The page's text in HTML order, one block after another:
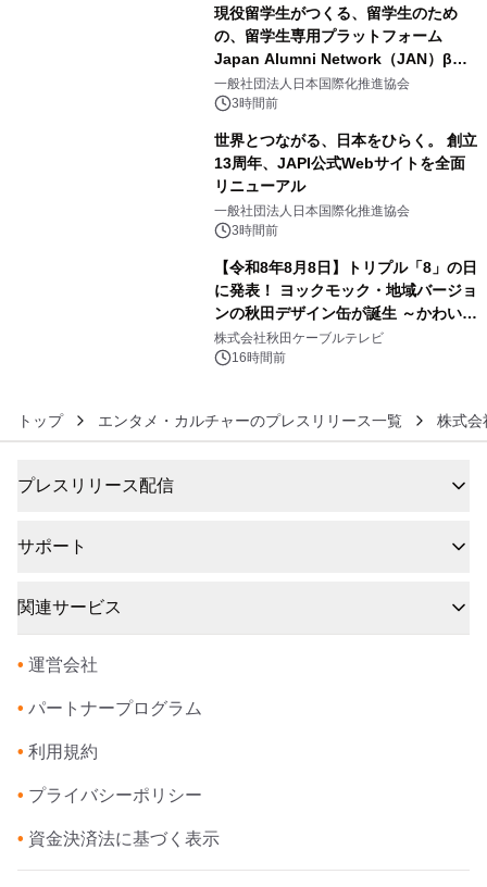
現役留学生がつくる、留学生のため
の、留学生専用プラットフォーム
Japan Alumni Network（JAN）β版
をリリース
一般社団法人日本国際化推進協会
3時間前
世界とつながる、日本をひらく。 創立
13周年、JAPI公式Webサイトを全面
リニューアル
一般社団法人日本国際化推進協会
3時間前
【令和8年8月8日】トリプル「8」の日
に発表！ ヨックモック・地域バージョ
ンの秋田デザイン缶が誕生 ～かわいい
秋田犬の子犬と秋田の四季と名所を巡
るパッケージ～ 9月1日(火)秋田県内で
株式会社秋田ケーブルテレビ
16時間前
トップ エンタメ・カルチャーのプレスリリース一覧 株式会
プレスリリース配信
サポート
関連サービス
• 運営会社
• パートナープログラム
• 利用規約
• プライバシーポリシー
• 資金決済法に基づく表示